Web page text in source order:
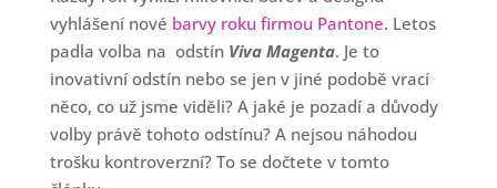
vyhlášení nové barvy roku firmou Pantone. Letos
padla volba na odstín Viva Magenta. Je to
inovativní odstín nebo se jen v jiné podobě vrací
něco, co už jsme viděli? A jaké je pozadí a důvody
volby právě tohoto odstínu? A nejsou náhodou
trošku kontroverzní? To se dočtete v tomto